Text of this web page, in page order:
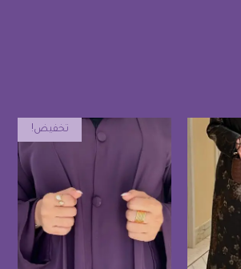
تخفيض!